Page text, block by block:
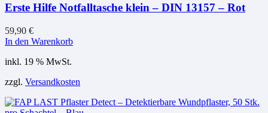
Erste Hilfe Notfalltasche klein – DIN 13157 – Rot
59,90 €
In den Warenkorb
inkl. 19 % MwSt.
zzgl. Versandkosten